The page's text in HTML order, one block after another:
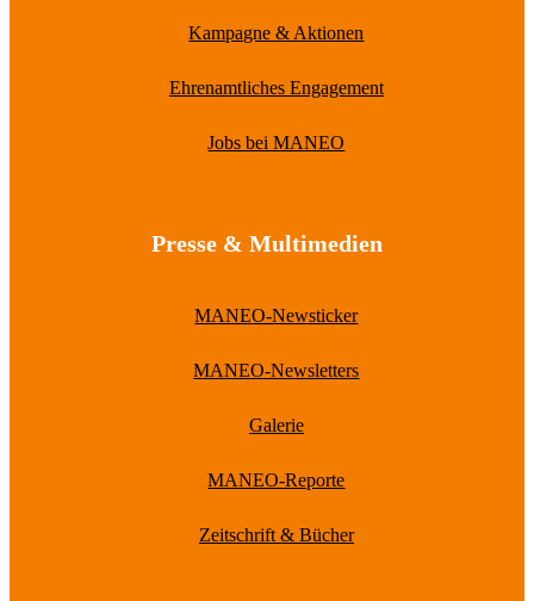
Kampagne & Aktionen
Ehrenamtliches Engagement
Jobs bei MANEO
Presse & Multimedien
MANEO-Newsticker
MANEO-Newsletters
Galerie
MANEO-Reporte
Zeitschrift & Bücher